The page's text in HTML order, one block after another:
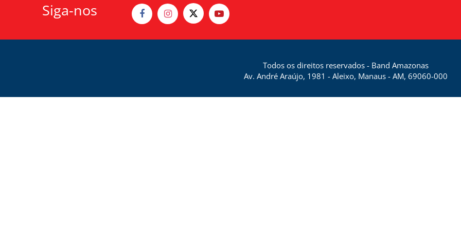
Siga-nos
Todos os direitos reservados - Band Amazonas
Av. André Araújo, 1981 - Aleixo, Manaus - AM, 69060-000